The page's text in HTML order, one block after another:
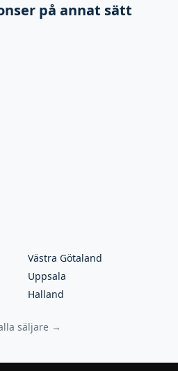
på annat sätt
Västra Götaland
Uppsala
Halland
säljare →